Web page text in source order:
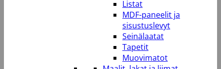
Listat
MDF-paneelit ja
sisustuslevyt
Seinälaatat
Tapetit
Muovimatot